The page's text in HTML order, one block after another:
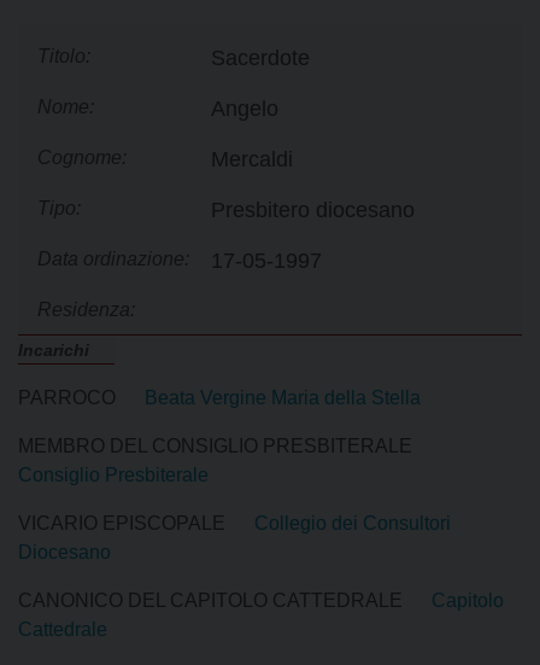
Titolo: Sacerdote
Nome: Angelo
Cognome: Mercaldi
Tipo: Presbitero diocesano
Data ordinazione: 17-05-1997
Residenza:
Incarichi
PARROCO Beata Vergine Maria della Stella
MEMBRO DEL CONSIGLIO PRESBITERALE
Consiglio Presbiterale
VICARIO EPISCOPALE
Collegio dei Consultori
Diocesano
CANONICO DEL CAPITOLO CATTEDRALE
Capitolo
Cattedrale